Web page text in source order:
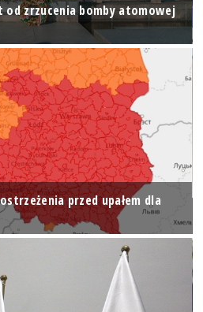
zrzucenia bomby atomowej
przed upałem dla